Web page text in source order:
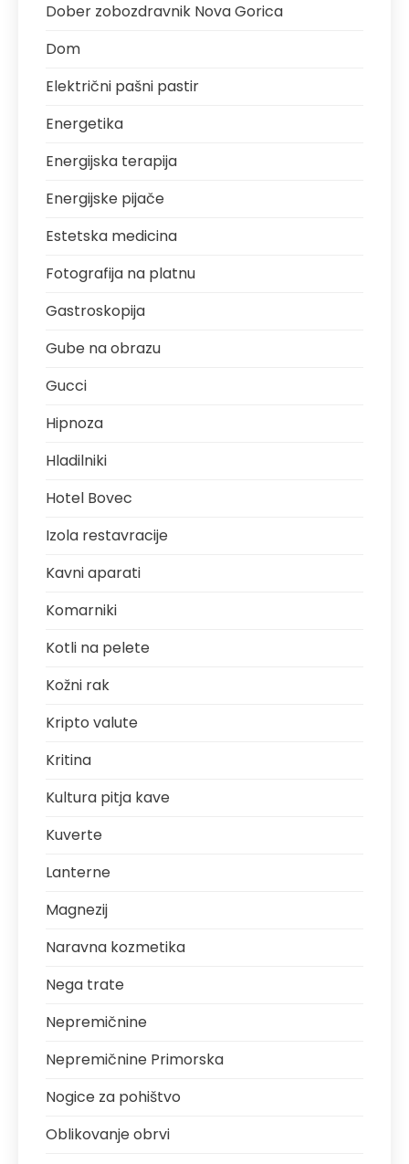
Dober zobozdravnik Nova Gorica
Dom
Električni pašni pastir
Energetika
Energijska terapija
Energijske pijače
Estetska medicina
Fotografija na platnu
Gastroskopija
Gube na obrazu
Gucci
Hipnoza
Hladilniki
Hotel Bovec
Izola restavracije
Kavni aparati
Komarniki
Kotli na pelete
Kožni rak
Kripto valute
Kritina
Kultura pitja kave
Kuverte
Lanterne
Magnezij
Naravna kozmetika
Nega trate
Nepremičnine
Nepremičnine Primorska
Nogice za pohištvo
Oblikovanje obrvi